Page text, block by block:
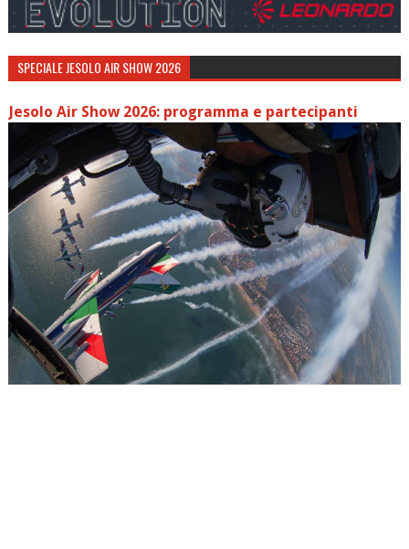
SPECIALE JESOLO AIR SHOW 2026
Jesolo Air Show 2026: programma e partecipanti